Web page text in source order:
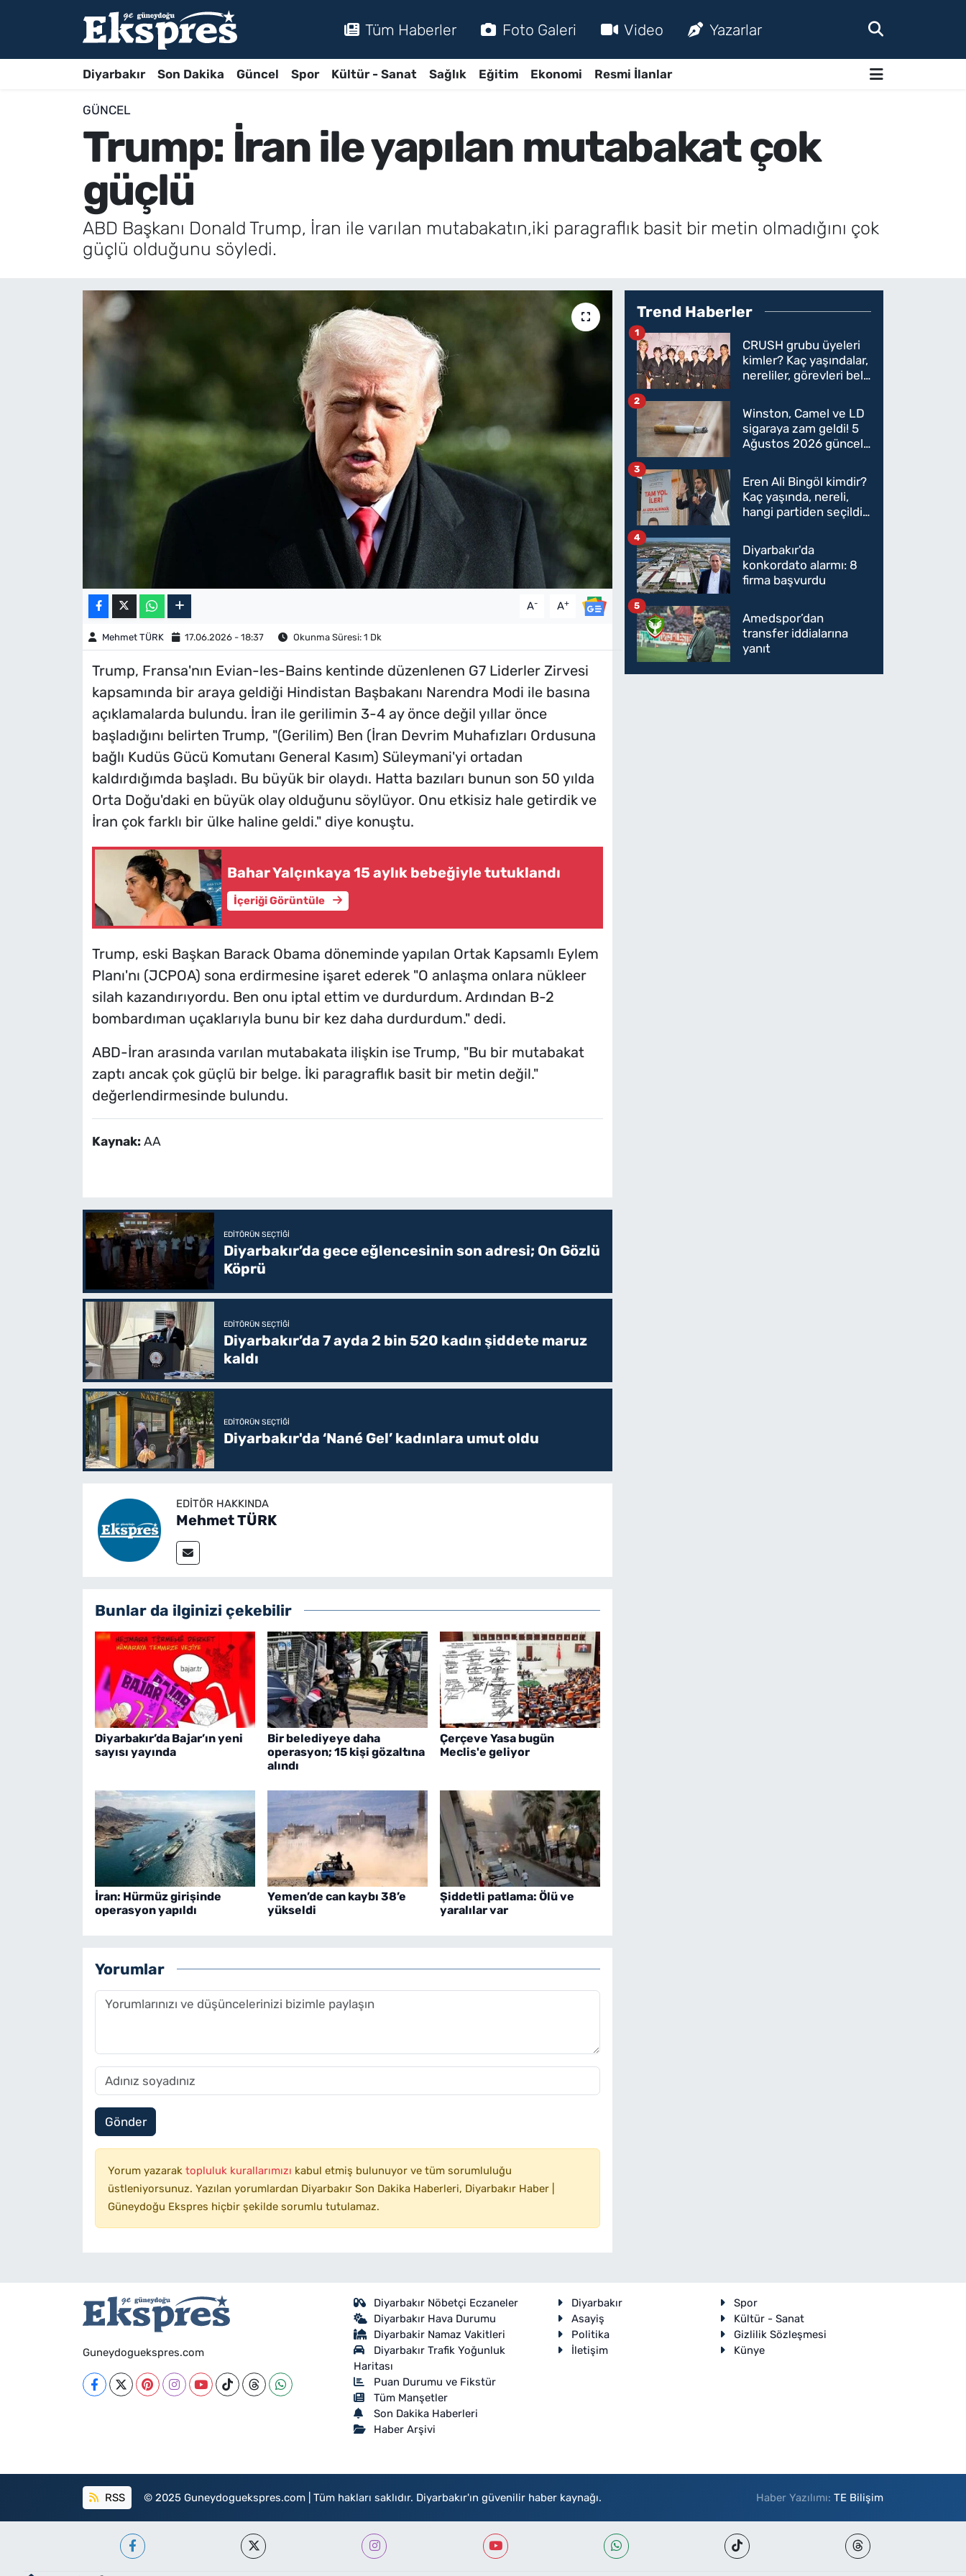
Tüm Haberler Foto Galeri Video Yazarlar
Diyarbakır Son Dakika Güncel Spor Kültür - Sanat Sağlık Eğitim Ekonomi Resmi İlanlar
GÜNCEL
Trump: İran ile yapılan mutabakat çok
güçlü
ABD Başkanı Donald Trump, İran ile varılan mutabakatın,iki paragraflık basit bir metin olmadığını çok
güçlü olduğunu söyledi.
A- A+
Mehmet TÜRK 17.06.2026 - 18:37 Okunma Süresi: 1 Dk
Trump, Fransa'nın Evian-les-Bains kentinde düzenlenen G7 Liderler Zirvesi
kapsamında bir araya geldiği Hindistan Başbakanı Narendra Modi ile basına
açıklamalarda bulundu. İran ile gerilimin 3-4 ay önce değil yıllar önce
başladığını belirten Trump, "(Gerilim) Ben (İran Devrim Muhafızları Ordusuna
bağlı Kudüs Gücü Komutanı General Kasım) Süleymani'yi ortadan
kaldırdığımda başladı. Bu büyük bir olaydı. Hatta bazıları bunun son 50 yılda
Orta Doğu'daki en büyük olay olduğunu söylüyor. Onu etkisiz hale getirdik ve
İran çok farklı bir ülke haline geldi." diye konuştu.
Bahar Yalçınkaya 15 aylık bebeğiyle tutuklandı
İçeriği Görüntüle
Trump, eski Başkan Barack Obama döneminde yapılan Ortak Kapsamlı Eylem
Planı'nı (JCPOA) sona erdirmesine işaret ederek "O anlaşma onlara nükleer
silah kazandırıyordu. Ben onu iptal ettim ve durdurdum. Ardından B-2
bombardıman uçaklarıyla bunu bir kez daha durdurdum." dedi.
ABD-İran arasında varılan mutabakata ilişkin ise Trump, "Bu bir mutabakat
zaptı ancak çok güçlü bir belge. İki paragraflık basit bir metin değil."
değerlendirmesinde bulundu.
Kaynak: AA
EDITÖRÜN SEÇTIĞI
Diyarbakır’da gece eğlencesinin son adresi; On Gözlü
Köprü
EDITÖRÜN SEÇTIĞI
Diyarbakır’da 7 ayda 2 bin 520 kadın şiddete maruz
kaldı
EDITÖRÜN SEÇTIĞI
Diyarbakır'da ‘Nané Gel’ kadınlara umut oldu
EDITÖR HAKKINDA
Mehmet TÜRK
Bunlar da ilginizi çekebilir
Diyarbakır’da Bajar’ın yeni
sayısı yayında
Bir belediyeye daha
operasyon; 15 kişi gözaltına
alındı
Çerçeve Yasa bugün
Meclis'e geliyor
İran: Hürmüz girişinde
operasyon yapıldı
Yemen’de can kaybı 38’e
yükseldi
Şiddetli patlama: Ölü ve
yaralılar var
Yorumlar
Gönder
Yorum yazarak topluluk kurallarımızı kabul etmiş bulunuyor ve tüm sorumluluğu
üstleniyorsunuz. Yazılan yorumlardan Diyarbakır Son Dakika Haberleri, Diyarbakır Haber |
Güneydoğu Ekspres hiçbir şekilde sorumlu tutulamaz.
Trend Haberler
CRUSH grubu üyeleri
kimler? Kaç yaşındalar,
nereliler, görevleri belli
1
Winston, Camel ve LD
sigaraya zam geldi! 5
Ağustos 2026 güncel
oldu
2
Eren Ali Bingöl kimdir?
Kaç yaşında, nereli,
hangi partiden seçildi?
Parti'ye mi geçecek?
3
Diyarbakır'da
konkordato alarmı: 8
firma başvurdu
4
Amedspor’dan
transfer iddialarına
yanıt
5
Guneydoguekspres.com
Diyarbakır Nöbetçi Eczaneler
Diyarbakır Hava Durumu
Diyarbakir Namaz Vakitleri
Diyarbakır Trafik Yoğunluk
Haritası
Puan Durumu ve Fikstür
Tüm Manşetler
Son Dakika Haberleri
Haber Arşivi
Diyarbakır
Spor
Asayiş
Kültür - Sanat
Politika
Gizlilik Sözleşmesi
İletişim
Künye
RSS © 2025 Guneydoguekspres.com | Tüm hakları saklıdır. Diyarbakır'ın güvenilir haber kaynağı. Haber Yazılımı:TE Bilişim